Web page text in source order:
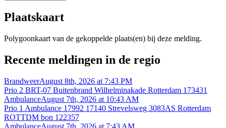
Plaatskaart
Polygoonkaart van de gekoppelde plaats(en) bij deze melding.
Recente meldingen in de regio
BrandweerAugust 8th, 2026 at 7:43 PM
Prio 2 BRT-07 Buitenbrand Wilhelminakade Rotterdam 173431
AmbulanceAugust 7th, 2026 at 10:43 AM
Prio 1 Ambulance 17992 17140 Strevelsweg 3083AS Rotterdam
ROTTDM bon 122357
AmbulanceAugust 7th, 2026 at 7:43 AM